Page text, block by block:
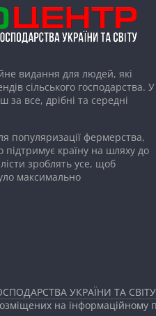
видання для людей, які
сільського господарства. У
за все, дрібні та середні
популяризації фермерства,
підтримує країну на шляху до
зроблять усе, щоб
максимально
УКРАЇНИ ТА СВІТУ
на